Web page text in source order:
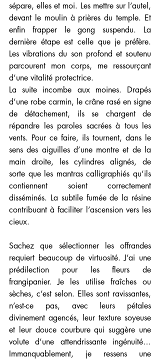
sépare, elles et moi. Les mettre sur l’autel,
devant le moulin à prières du temple. Et
enfin frapper le gong suspendu. La
dernière étape est celle que je préfère.
Les vibrations du son profond et soutenu
parcourent mon corps, me ressourçant
d’une vitalité protectrice.
La suite incombe aux moines. Drapés
d’une robe carmin, le crâne rasé en signe
de détachement, ils se chargent de
répandre les paroles sacrées à tous les
vents. Pour ce faire, ils tournent, dans le
sens des aiguilles d’une montre et de la
main droite, les cylindres alignés, de
sorte que les mantras calligraphiés qu’ils
contiennent soient correctement
disséminés. La subtile fumée de la résine
contribuant à faciliter l’ascension vers les
cieux.
Sachez que sélectionner les offrandes
requiert beaucoup de virtuosité. J’ai une
prédilection pour les fleurs de
frangipanier. Je les utilise fraîches ou
sèches, c’est selon. Elles sont ravissantes,
n’est-ce pas, avec leurs pétales
divinement agencés, leur texture soyeuse
et leur douce courbure qui suggère une
volute d’une attendrissante ingénuité…
Immanquablement, je ressens une